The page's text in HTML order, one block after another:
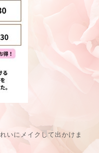
いにメイクして出かけま